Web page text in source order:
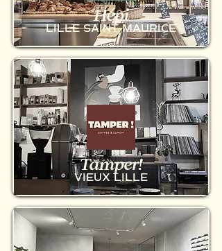
Hépi
LILLE SAINT MAURICE
Tamper!
VIEUX LILLE